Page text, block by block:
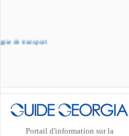
Portail d'information sur la